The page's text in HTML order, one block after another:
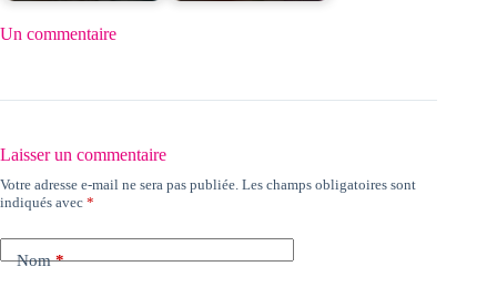
Un commentaire
Laisser un commentaire
Votre adresse e-mail ne sera pas publiée. Les champs obligatoires sont
indiqués avec *
Nom*